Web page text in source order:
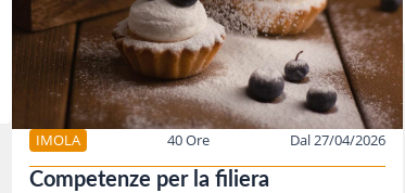
IMOLA 40 Ore Dal 27/04/2026
Competenze per la filiera